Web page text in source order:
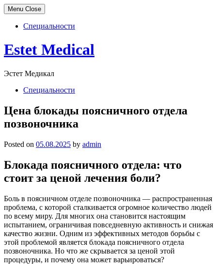
Menu Close
Специальности
Skip
to
Estet Medical
Эстет Медикал
Специальности
Цена блокады поясничного отдела
позвоночника
Posted on 05.08.2025 by admin
Блокада поясничного отдела: что
стоит за ценой лечения боли?
Боль в поясничном отделе позвоночника — распространенная
проблема, с которой сталкивается огромное количество людей
по всему миру. Для многих она становится настоящим
испытанием, ограничивая повседневную активность и снижая
качество жизни. Одним из эффективных методов борьбы с
этой проблемой является блокада поясничного отдела
позвоночника. Но что же скрывается за ценой этой
процедуры, и почему она может варьироваться?